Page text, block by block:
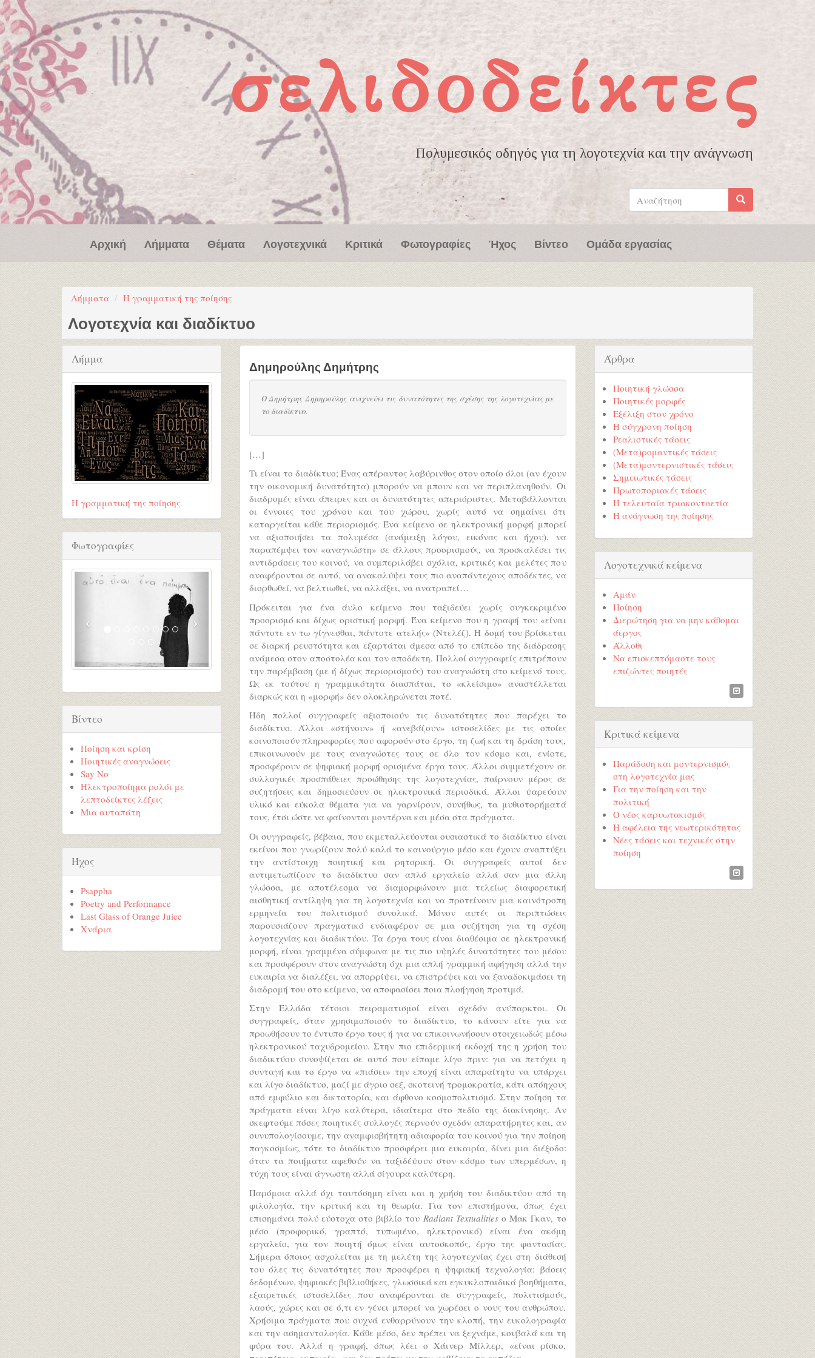
Παράκαμψη προς το κυρίως περιεχόμενο
σελιδοδείκτες
Πολυμεσικός οδηγός για τη λογοτεχνία και την ανάγνωση
Φόρμα
αναζήτησης
Αναζήτηση
Αρχική Λήμματα Θέματα Λογοτεχνικά Κριτικά Φωτογραφίες Ήχος Βίντεο Ομάδα εργασίας
Λήμματα Η γραμματική της ποίησης
Λογοτεχνία και διαδίκτυο
Δημηρούλης Δημήτρης
Ο Δημήτρης Δημηρούλης ανιχνεύει τις δυνατότητες της σχέσης της λογοτεχνίας με
το διαδίκτυο.
[…]
Τι είναι το διαδίκτυο; Ένας απέραντος λαβύρινθος στον οποίο όλοι (αν έχουν
την οικονομική δυνατότητα) μπορούν να μπουν και να περιπλανηθούν. Οι
διαδρομές είναι άπειρες και οι δυνατότητες απεριόριστες. Μεταβάλλονται
οι έννοιες του χρόνου και του χώρου, χωρίς αυτό να σημαίνει ότι
καταργείται κάθε περιορισμός. Ένα κείμενο σε ηλεκτρονική μορφή μπορεί
να αξιοποιήσει τα πολυμέσα (ανάμειξη λόγου, εικόνας και ήχου), να
παραπέμψει τον «αναγνώστη» σε άλλους προορισμούς, να προσκαλέσει τις
αντιδράσεις του κοινού, να συμπεριλάβει σχόλια, κριτικές και μελέτες που
αναφέρονται σε αυτό, να ανακαλύψει τους πιο αναπάντεχους αποδέκτες, να
διορθωθεί, να βελτιωθεί, να αλλάξει, να ανατραπεί…
Πρόκειται για ένα άυλο κείμενο που ταξιδεύει χωρίς συγκεκριμένο
προορισμό και δίχως οριστική μορφή. Ένα κείμενο που η γραφή του «είναι
πάντοτε εν τω γίγνεσθαι, πάντοτε ατελής» (Ντελέζ). Η δομή του βρίσκεται
σε διαρκή ρευστότητα και εξαρτάται άμεσα από το επίπεδο της διάδρασης
ανάμεσα στον αποστολέα και τον αποδέκτη. Πολλοί συγγραφείς επιτρέπουν
την παρέμβαση (με ή δίχως περιορισμούς) του αναγνώστη στο κείμενό τους.
Ως εκ τούτου η γραμμικότητα διασπάται, το «κλείσιμο» αναστέλλεται
διαρκώς και η «μορφή» δεν ολοκληρώνεται ποτέ.
Ήδη πολλοί συγγραφείς αξιοποιούν τις δυνατότητες που παρέχει το
διαδίκτυο. Άλλοι «στήνουν» ή «ανεβάζουν» ιστοσελίδες με τις οποίες
κοινοποιούν πληροφορίες που αφορούν στο έργο, τη ζωή και τη δράση τους,
επικοινωνούν με τους αναγνώστες τους σε όλο τον κόσμο και, ενίοτε,
προσφέρουν σε ψηφιακή μορφή ορισμένα έργα τους. Άλλοι συμμετέχουν σε
συλλογικές προσπάθειες προώθησης της λογοτεχνίας, παίρνουν μέρος σε
συζητήσεις και δημοσιεύουν σε ηλεκτρονικά περιοδικά. Άλλοι ψαρεύουν
υλικό και εύκολα θέματα για να γαρνίρουν, συνήθως, τα μυθιστορήματά
τους, έτσι ώστε να φαίνονται μοντέρνα και μέσα στα πράγματα.
Οι συγγραφείς, βέβαια, που εκμεταλλεύονται ουσιαστικά το διαδίκτυο είναι
εκείνοι που γνωρίζουν πολύ καλά το καινούργιο μέσο και έχουν αναπτύξει
την αντίστοιχη ποιητική και ρητορική. Οι συγγραφείς αυτοί δεν
αντιμετωπίζουν το διαδίκτυο σαν απλό εργαλείο αλλά σαν μια άλλη
γλώσσα, με αποτέλεσμα να διαμορφώνουν μια τελείως διαφορετική
αισθητική αντίληψη για τη λογοτεχνία και να προτείνουν μια καινότροπη
ερμηνεία του πολιτισμού συνολικά. Μόνον αυτές οι περιπτώσεις
παρουσιάζουν πραγματικό ενδιαφέρον σε μια συζήτηση για τη σχέση
λογοτεχνίας και διαδικτύου. Τα έργα τους είναι διαθέσιμα σε ηλεκτρονική
μορφή, είναι γραμμένα σύμφωνα με τις πιο υψηλές δυνατότητες του μέσου
και προσφέρουν στον αναγνώστη όχι μια απλή γραμμική αφήγηση αλλά την
ευκαιρία να διαλέξει, να απορρίψει, να επιστρέψει και να ξαναδοκιμάσει τη
διαδρομή του στο κείμενο, να αποφασίσει ποια πλοήγηση προτιμά.
Στην Ελλάδα τέτοιοι πειραματισμοί είναι σχεδόν ανύπαρκτοι. Οι
συγγραφείς, όταν χρησιμοποιούν το διαδίκτυο, το κάνουν είτε για να
προωθήσουν το έντυπο έργο τους ή για να επικοινωνήσουν στοιχειωδώς μέσω
ηλεκτρονικού ταχυδρομείου. Στην πιο επιδερμική εκδοχή της η χρήση του
διαδικτύου συνοψίζεται σε αυτό που είπαμε λίγο πριν: για να πετύχει η
συνταγή και το έργο να «πιάσει» την εποχή είναι απαραίτητο να υπάρχει
και λίγο διαδίκτυο, μαζί με άγριο σεξ, σκοτεινή τρομοκρατία, κάτι απόηχους
από εμφύλιο και δικτατορία, και άφθονο κοσμοπολιτισμό. Στην ποίηση τα
πράγματα είναι λίγο καλύτερα, ιδιαίτερα στο πεδίο της διακίνησης. Αν
σκεφτούμε πόσες ποιητικές συλλογές περνούν σχεδόν απαρατήρητες και, αν
συνυπολογίσουμε, την αναμφισβήτητη αδιαφορία του κοινού για την ποίηση
παγκοσμίως, τότε το διαδίκτυο προσφέρει μια ευκαιρία, δίνει μια διέξοδο:
όταν τα ποιήματα αφεθούν να ταξιδέψουν στον κόσμο των υπερμέσων, η
τύχη τους είναι άγνωστη αλλά σίγουρα καλύτερη.
Παρόμοια αλλά όχι ταυτόσημη είναι και η χρήση του διαδικτύου από τη
φιλολογία, την κριτική και τη θεωρία. Για τον επιστήμονα, όπως έχει
επισημάνει πολύ εύστοχα στο βιβλίο του Radiant Textualitiesο Μακ Γκαν, το
μέσο (προφορικό, γραπτό, τυπωμένο, ηλεκτρονικό) είναι ένα ακόμη
εργαλείο, για τον ποιητή όμως είναι αυτοσκοπός, έργο της φαντασίας.
Σήμερα όποιος ασχολείται με τη μελέτη της λογοτεχνίας έχει στη διάθεσή
του όλες τις δυνατότητες που προσφέρει η ψηφιακή τεχνολογία: βάσεις
δεδομένων, ψηφιακές βιβλιοθήκες, γλωσσικά και εγκυκλοπαιδικά βοηθήματα,
εξαιρετικές ιστοσελίδες που αναφέρονται σε συγγραφείς, πολιτισμούς,
λαούς, χώρες και σε ό,τι εν γένει μπορεί να χωρέσει ο νους του ανθρώπου.
Χρήσιμα πράγματα που συχνά ενθαρρύνουν την κλοπή, την ευκολογραφία
και την ασημαντολογία. Κάθε μέσο, δεν πρέπει να ξεχνάμε, κουβαλά και τη
φύρα του. Αλλά η γραφή, όπως λέει ο Χάινερ Μίλλερ, «είναι ρίσκο,
Λήμμα
Η γραμματική της ποίησης
Φωτογραφίες
Βίντεο
Ποίηση και κρίση
Ποιητικές αναγνώσεις
Say No
Ηλεκτροποίημα ρολόι με
λεπτοδείκτες λέξεις
Μια αυταπάτη
Ήχος
Psappha
Poetry and Performance
Last Glass of Orange Juice
Χνάρια
Άρθρα
Ποιητική γλώσσα
Ποιητικές μορφές
Εξέλιξη στον χρόνο
Η σύγχρονη ποίηση
Ρεαλιστικές τάσεις
(Μετα)ρομαντικές τάσεις
(Μετα)μοντερνιστικές τάσεις
Σημειωτικές τάσεις
Πρωτοποριακές τάσεις
Η τελευταία τριακονταετία
Η ανάγνωση της ποίησης
Λογοτεχνικά κείμενα
Αμάν
Ποίηση
Διερώτηση για να μην κάθομαι
άεργος
Άλλοθι
Να επισκεπτόμαστε τους
επιζώντες ποιητές
Κριτικά κείμενα
Παράδοση και μοντερνισμός
στη λογοτεχνία μας
Για την ποίηση και την
πολιτική
Ο νέος καρυωτακισμός
Η αφέλεια της νεωτερικότητας
Νέες τάσεις και τεχνικές στην
ποίηση